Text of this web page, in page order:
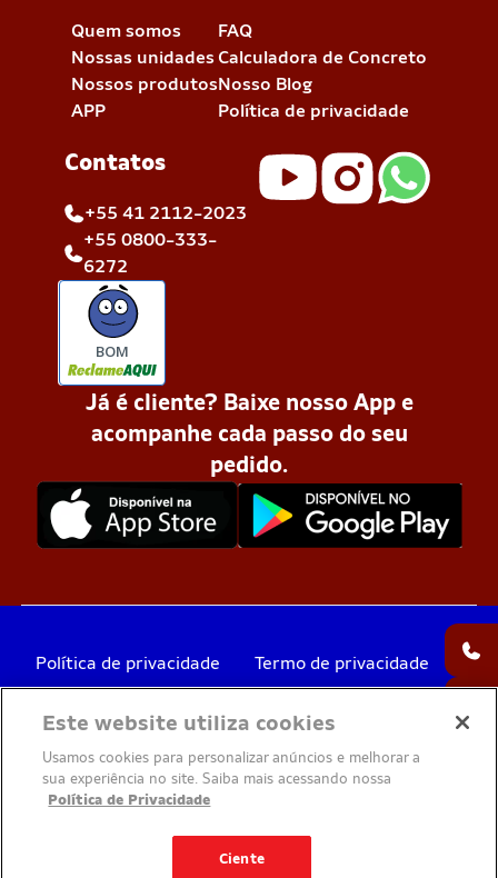
Quem somos
Nossas unidades
Nossos produtos
APP
FAQ
Calculadora de Concreto
Nosso Blog
Política de privacidade
Contatos
+55 41 2112-2023
+55 0800-333-
6272
BOM
Já é cliente? Baixe nosso App e
acompanhe cada passo do seu
pedido.
Política de privacidade Termo de privacidade
Votorantim Cimentos
© Todos os direitos reservados 2026
Este website utiliza cookies
Usamos cookies para personalizar anúncios e melhorar a
sua experiência no site. Saiba mais acessando nossa
Política de Privacidade
Ciente